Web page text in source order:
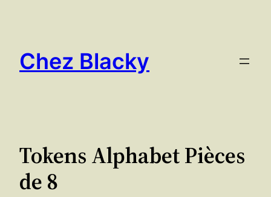
Chez Blacky
Tokens Alphabet Pièces
de 8